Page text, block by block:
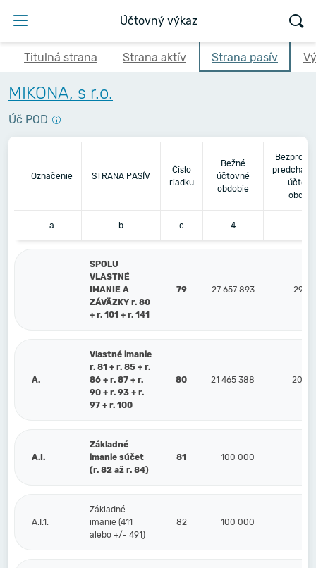
Účtovný výkaz
Titulná strana Strana aktív Strana pasív
MIKONA, s r.o.
Úč POD
Označenie STRANA PASÍV
Číslo
riadku
Bežné
účtovné
obdobie
a b c 4
SPOLU
VLASTNÉ
IMANIE A
ZÁVÄZKY r. 80
+ r. 101 + r. 141
79 27 657 893 29
A.
Vlastné imanie
r. 81 + r. 85 + r.
86 + r. 87 + r.
90 + r. 93 + r.
97 + r. 100
80 21 465 388 20
A.I.
Základné
imanie súčet
(r. 82 až r. 84)
81 100 000
A.I.1.
Základné
imanie (411
alebo +/- 491)
82 100 000